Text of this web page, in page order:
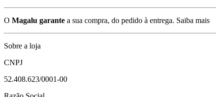
O Magalu garante a sua compra, do pedido à entrega. Saiba mais
Sobre a loja
CNPJ
52.408.623/0001-00